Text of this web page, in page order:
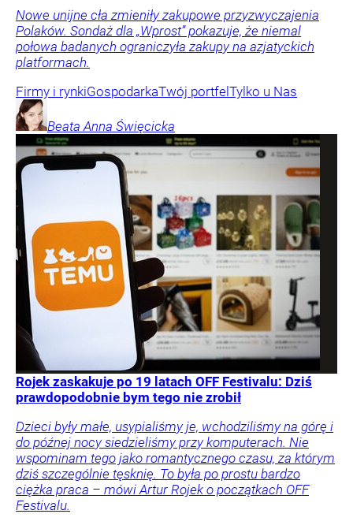
Nowe unijne cła zmieniły zakupowe przyzwyczajenia
Polaków. Sondaż dla „Wprost” pokazuje, że niemal
połowa badanych ograniczyła zakupy na azjatyckich
platformach.
Firmy i rynkiGospodarkaTwój portfelTylko u Nas
Beata Anna Święcicka
Rojek zaskakuje po 19 latach OFF Festivalu: Dziś
prawdopodobnie bym tego nie zrobił
Dzieci były małe, usypialiśmy je, wchodziliśmy na górę i
do późnej nocy siedzieliśmy przy komputerach. Nie
wspominam tego jako romantycznego czasu, za którym
dziś szczególnie tęsknię. To była po prostu bardzo
ciężka praca – mówi Artur Rojek o początkach OFF
Festivalu.